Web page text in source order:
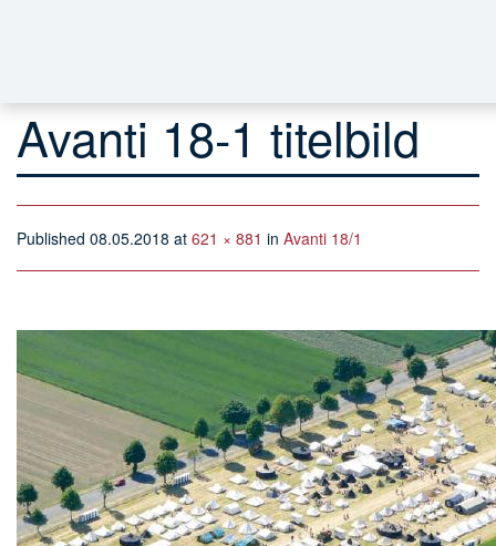
Avanti 18-1 titelbild
Published 08.05.2018 at 621 × 881 in Avanti 18/1